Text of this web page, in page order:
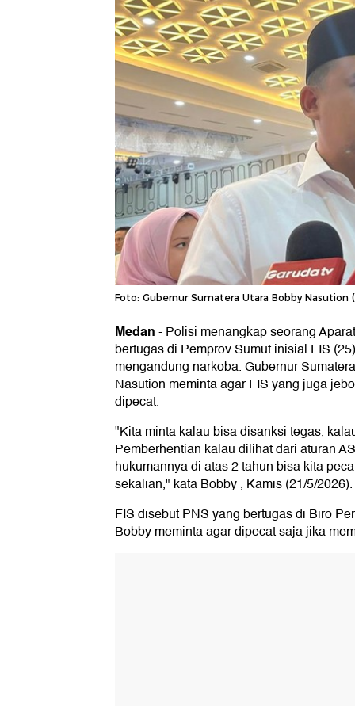
Foto: Gubernur Sumatera Utara Bobby
Medan-Polisi menangkap seorang
bertugas di Pemprov Sumut inisial FIS
mengandung narkoba. Gubernur
Nasution meminta agar FIS yang juga
dipecat.
"Kita minta kalau bisa disanksi tegas,
Pemberhentian kalau dilihat dari aturan
hukumannya di atas 2 tahun bisa kita
sekalian," kata Bobby , Kamis (21/5/2026).
FIS disebut PNS yang bertugas di Biro
Bobby meminta agar dipecat saja jika